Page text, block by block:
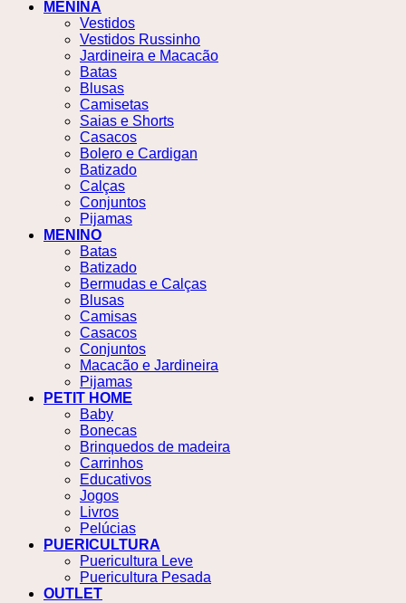
MENINA
Vestidos
Vestidos Russinho
Jardineira e Macacão
Batas
Blusas
Camisetas
Saias e Shorts
Casacos
Bolero e Cardigan
Batizado
Calças
Conjuntos
Pijamas
MENINO
Batas
Batizado
Bermudas e Calças
Blusas
Camisas
Casacos
Conjuntos
Macacão e Jardineira
Pijamas
PETIT HOME
Baby
Bonecas
Brinquedos de madeira
Carrinhos
Educativos
Jogos
Livros
Pelúcias
PUERICULTURA
Puericultura Leve
Puericultura Pesada
OUTLET